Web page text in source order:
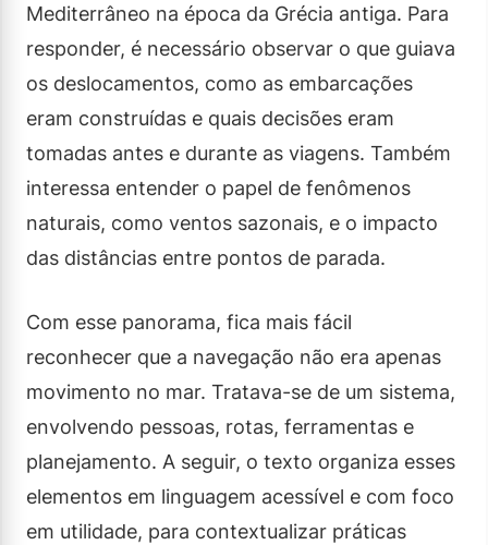
Mediterrâneo na época da Grécia antiga. Para
responder, é necessário observar o que guiava
os deslocamentos, como as embarcações
eram construídas e quais decisões eram
tomadas antes e durante as viagens. Também
interessa entender o papel de fenômenos
naturais, como ventos sazonais, e o impacto
das distâncias entre pontos de parada.
Com esse panorama, fica mais fácil
reconhecer que a navegação não era apenas
movimento no mar. Tratava-se de um sistema,
envolvendo pessoas, rotas, ferramentas e
planejamento. A seguir, o texto organiza esses
elementos em linguagem acessível e com foco
em utilidade, para contextualizar práticas